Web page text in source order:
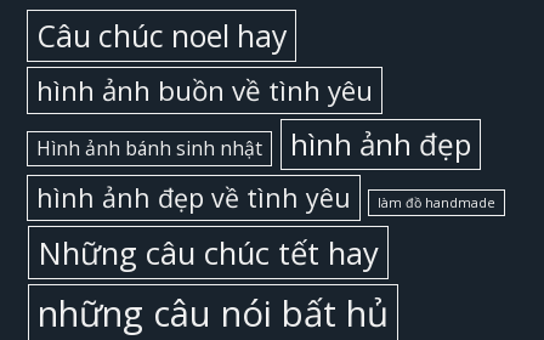
Câu chúc noel hay
hình ảnh buồn về tình yêu
Hình ảnh bánh sinh nhật hình ảnh đẹp
hình ảnh đẹp về tình yêu làm đồ handmade
Những câu chúc tết hay
những câu nói bất hủ